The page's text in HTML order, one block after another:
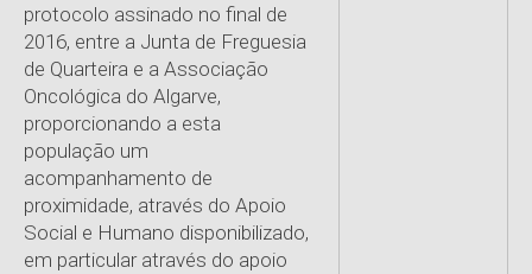
protocolo assinado no final de
2016, entre a Junta de Freguesia
de Quarteira e a Associação
Oncológica do Algarve,
proporcionando a esta
população um
acompanhamento de
proximidade, através do Apoio
Social e Humano disponibilizado,
em particular através do apoio